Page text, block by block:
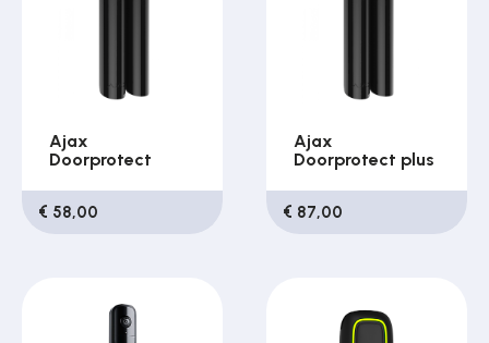
Ajax
Doorprotect
€ 58,00
Ajax
Doorprotect plus
€ 87,00